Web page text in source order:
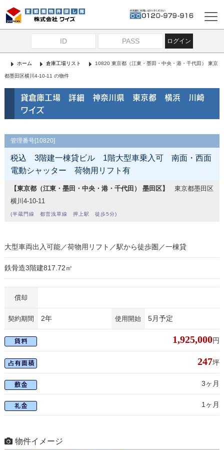
ログイン
ホーム 倉庫工場リスト 10820 東京都（江東・墨田・中央・港・千代田） 東京
都墨田区横川4-10-11 の物件
貸倉庫工場 詳細 神奈川県 東京都 横浜 川崎
ワイズ
管理番号[10820]
税込 3階建一棟貸ビル 1階大型車乗入可 南面・西面
電動シャッター 荷物用リフト有
【東京都（江東・墨田・中央・港・千代田） 墨田区】
東京都墨田区
横川4-10-11
(半蔵門線 都営浅草線 押上駅 徒歩5分)
大型車両出入可能／荷物用リフト／駅から徒歩圏／一棟貸
鉄骨造3階建817.72㎡
償却
契約期間 2年 使用開始 5月予定
1,925,000円
247坪
3ヶ月
1ヶ月
物件イメージ